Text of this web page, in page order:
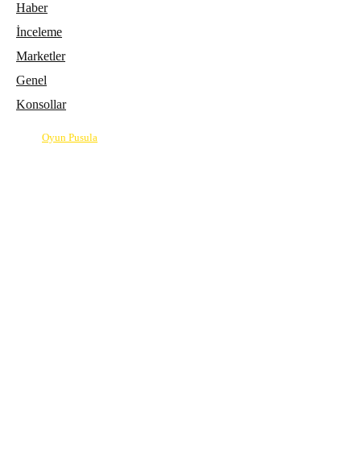
Haber
İnceleme
Marketler
Genel
Konsollar
Oyun Pusula